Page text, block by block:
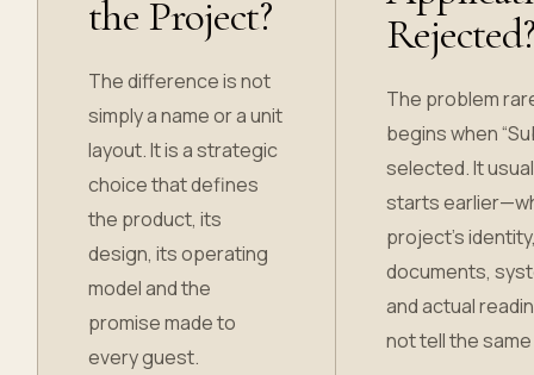
the Project?
The difference is not
simply a name or a unit
layout. It is a strategic
choice that defines
the product, its
design, its operating
model and the
promise made to
every guest.
The problem
begins when
selected. It
starts
project’s
documents,
and actual
not tell the